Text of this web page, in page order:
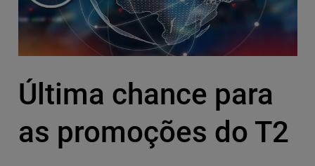
Última chance para
as promoções do T2